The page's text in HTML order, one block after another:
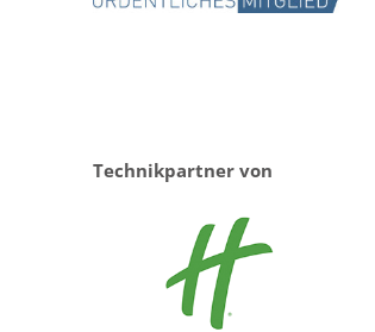
Technikpartner von